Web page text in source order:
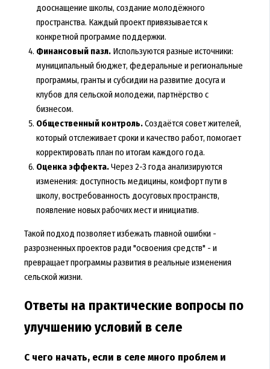
дооснащение школы, создание молодёжного
пространства. Каждый проект привязывается к
конкретной программе поддержки.
Финансовый пазл.Используются разные источники:
муниципальный бюджет, федеральные и региональные
программы, гранты и субсидии на развитие досуга и
клубов для сельской молодежи, партнёрство с
бизнесом.
Общественный контроль.Создаётся совет жителей,
который отслеживает сроки и качество работ, помогает
корректировать план по итогам каждого года.
Оценка эффекта.Через 2-3 года анализируются
изменения: доступность медицины, комфорт пути в
школу, востребованность досуговых пространств,
появление новых рабочих мест и инициатив.
Такой подход позволяет избежать главной ошибки -
разрозненных проектов ради "освоения средств" - и
превращает программы развития в реальные изменения
сельской жизни.
Ответы на практические вопросы по
улучшению условий в селе
С чего начать, если в селе много проблем и